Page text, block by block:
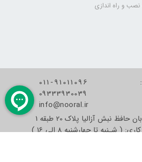
و راه اندازی
011-91011096
09333930039
info@nooral.ir
نبش آزالیا پلاک 20 طبقه 1
( شـنبه تا چهارشنبه 8 الی 16 )